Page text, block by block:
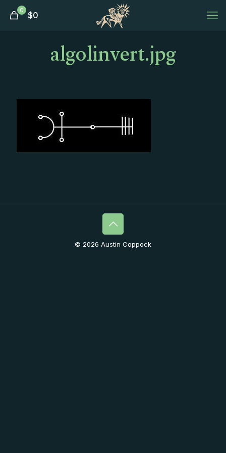
0 $0
algolinvert.jpg
© 2026 Austin Coppock